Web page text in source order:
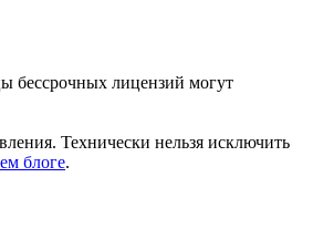
бессрочных лицензий могут
Технически нельзя исключить
блоге.